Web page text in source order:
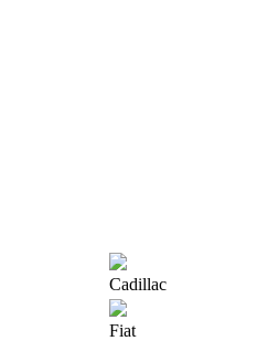
Cadillac
Fiat